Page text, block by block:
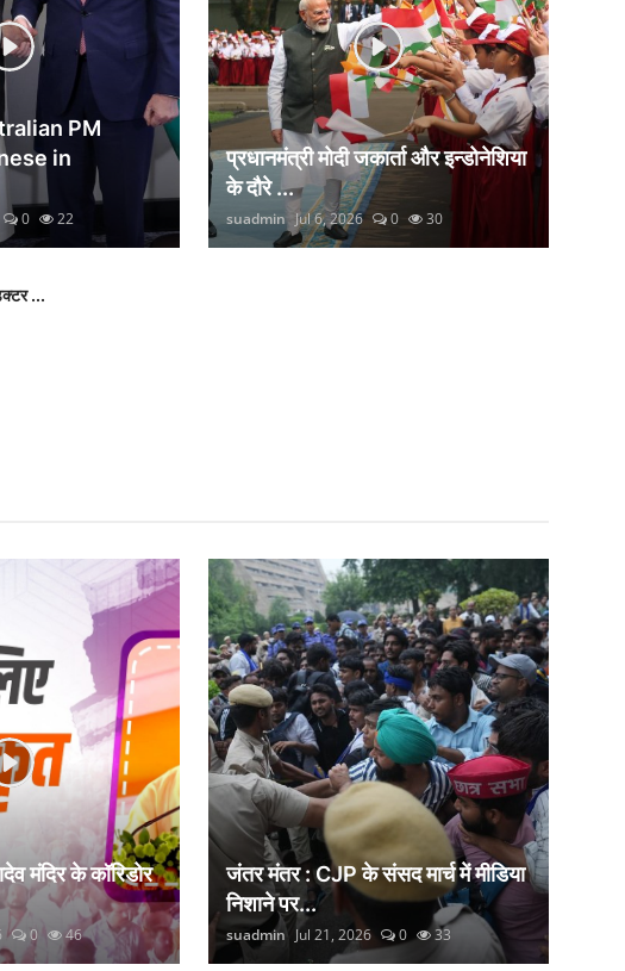
PM
in
0 22
प्रधानमंत्री मोदी जकार्ता और इन्डोनेशिया
के दौरे ...
suadmin Jul 6, 2026 0 30
...
मंदिर के कॉरिडोर
0 46
जंतर मंतर : CJP के संसद मार्च में मीडिया
निशाने पर...
suadmin Jul 21, 2026 0 33